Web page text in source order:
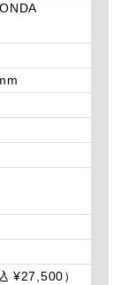
¥27,500）